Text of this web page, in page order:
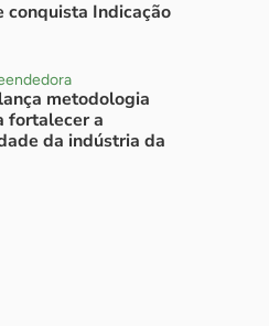
conquista Indicação
metodologia
fortalecer a
da indústria da